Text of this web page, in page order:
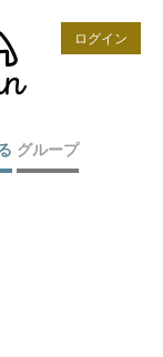
ログイン
グループ